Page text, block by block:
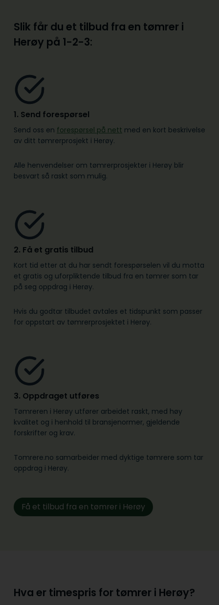
Slik får du et tilbud fra en tømrer i
Herøy på 1-2-3:
1. Send forespørsel
Send oss en forespørsel på nett med en kort beskrivelse
av ditt tømrerprosjekt i Herøy.
Alle henvendelser om tømrerprosjekter i Herøy blir
besvart så raskt som mulig.
2. Få et gratis tilbud
Kort tid etter at du har sendt forespørselen vil du motta
et gratis og uforpliktende tilbud fra en tømrer som tar
på seg oppdrag i Herøy.
Hvis du godtar tilbudet avtales et tidspunkt som passer
for oppstart av tømrerprosjektet i Herøy.
3. Oppdraget utføres
Tømreren i Herøy utfører arbeidet raskt, med høy
kvalitet og i henhold til bransje­normer, gjeldende
forskrifter og krav.
Tomrere.no samarbeider med dyktige tømrere som tar
oppdrag i Herøy.
Få et tilbud fra en tømrer i Herøy
Hva er timespris for tømrer i Herøy?